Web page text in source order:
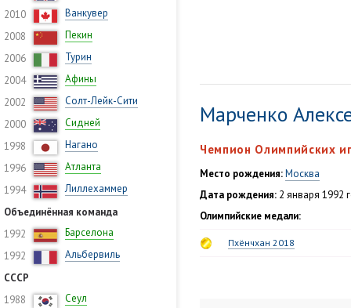
2010
Ванкувер
2008
Пекин
2006
Турин
2004
Афины
2002
Солт-Лейк-Сити
2000
Сидней
1998
Нагано
1996
Атланта
1994
Лиллехаммер
Объединённая команда
1992
Барселона
1992
Альбервиль
СССР
1988
Сеул
Марченко
Чемпион Олимпийских
Место рождения:Москва
Дата рождения: 2 января 1992
Олимпийские медали:
Пхёнчхан 2018